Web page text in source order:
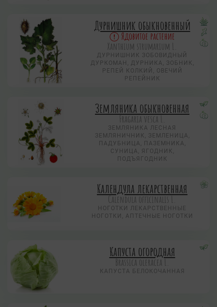
Дурнишник обыкновенный
Ядовитое растение
Xanthium strumarium L.
ДУРНИШНИК ЗОБОВИДНЫЙ
ДУРКОМАН, ДУРНИКА, ЗОБНИК,
РЕПЕЙ КОЛКИЙ, ОВЕЧИЙ
РЕПЕЙНИК
Земляника обыкновенная
Fragaria vesca L.
ЗЕМЛЯНИКА ЛЕСНАЯ
ЗЕМЛЯНИЧНИК, ЗЕМЛЕНИЦА,
ПАДУБНИЦА, ПАЗЕМНИКА,
СУНИЦА, ЯГОДНИК,
ПОДЪЯГОДНИК
Календула лекарственная
Calendula officinalis L.
НОГОТКИ ЛЕКАРСТВЕННЫЕ
НОГОТКИ, АПТЕЧНЫЕ НОГОТКИ
Капуста огородная
Brassica oleracea L.
КАПУСТА БЕЛОКОЧАННАЯ